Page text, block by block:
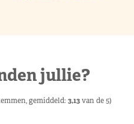
jullie?
gemiddeld: 3,13van de 5)